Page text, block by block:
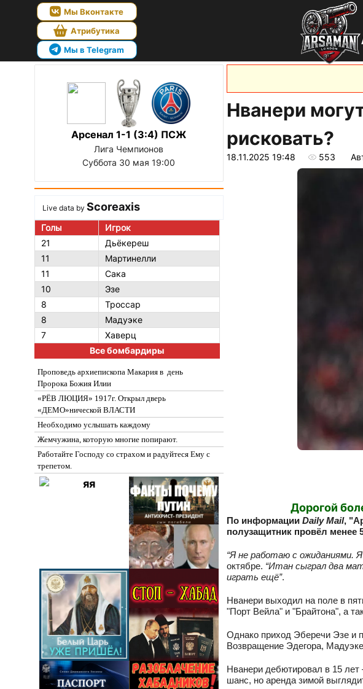
Мы Вконтакте
Атрибутика
Мы в Telegram
Арсенал 1-1 (3:4) ПСЖ
Лига Чемпионов
Суббота 30 мая 19:00
Live data by Scoreaxis
Голы
Игрок
21
Дьёкереш
11
Мартинелли
11
Сака
10
Эзе
8
Троссар
8
Мадуэке
7
Хаверц
Все бомбардиры
Проповедь архиепископа Макария в день
Пророка Божия Илии
«РЁВ ЛЮЦИЯ» 1917г. Открыл дверь
«ДЕМО»нической ВЛАСТИ
Необходимо услышать каждому
Жемчужина, которую многие попирают.
Работайте Господу со страхом и радуйтеся Ему с
трепетом.
Нванери
рисковать?
18.11.2025 19:48 553
Дорогой
По информации Daily Mail,
полузащитник провёл менее
“Я не работаю с ожиданиями.
октябре. “Итан сыграл два
играть ещё”.
Нванери выходил на поле в
"Порт Вейла" и "Брайтона", а
Однако приход Эберечи Эзе и
Возвращение Эдегора,
Нванери дебютировал в 15
шанс, но аренда зимой